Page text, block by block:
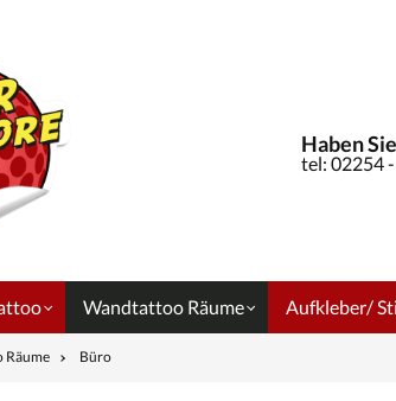
Haben
tel: 02254
Wandtattoo Räume Aufkleber/
Räume Büro